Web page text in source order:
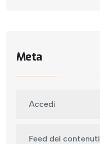
Meta
Accedi
Feed dei contenuti